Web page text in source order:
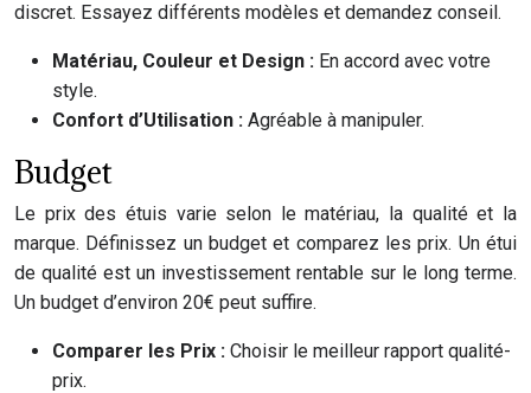
discret. Essayez différents modèles et demandez conseil.
Matériau, Couleur et Design : En accord avec votre
style.
Confort d’Utilisation : Agréable à manipuler.
Budget
Le prix des étuis varie selon le matériau, la qualité et la
marque. Définissez un budget et comparez les prix. Un étui
de qualité est un investissement rentable sur le long terme.
Un budget d’environ 20€ peut suffire.
Comparer les Prix : Choisir le meilleur rapport qualité-
prix.